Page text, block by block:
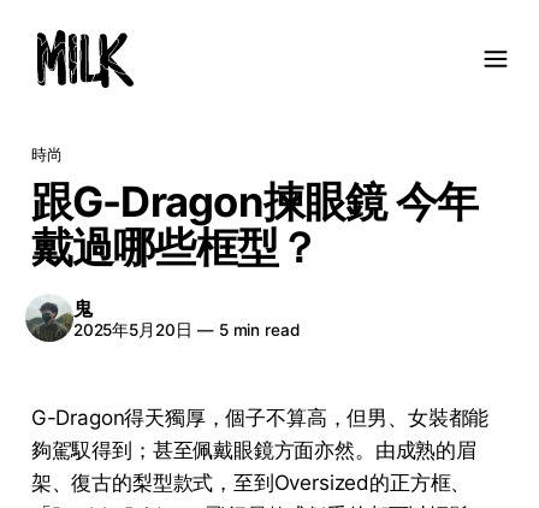
時尚
跟G-Dragon揀眼鏡 今年
戴過哪些框型？
鬼
2025年5月20日 —5 min read
G-Dragon得天獨厚，個子不算高，但男、女裝都能
夠駕馭得到；甚至佩戴眼鏡方面亦然。由成熟的眉
架、復古的梨型款式，至到Oversized的正方框、